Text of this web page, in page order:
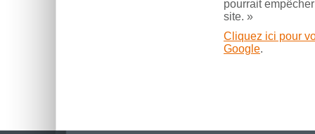
pourrait
site. »
Cliquez ici pour
Google.